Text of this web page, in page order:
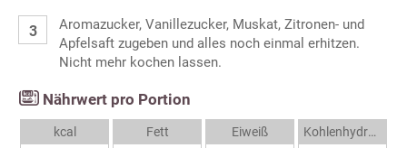
Aromazucker, Vanillezucker, Muskat, Zitronen- und
Apfelsaft zugeben und alles noch einmal erhitzen.
Nicht mehr kochen lassen.
Nährwert pro Portion
kcal
Fett
Eiweiß
Kohlenhydrate